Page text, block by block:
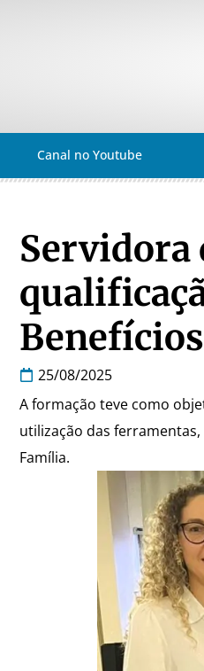
Canal no Youtube
Servidora
25/08/2025
A formação teve como
utilização das
Família.